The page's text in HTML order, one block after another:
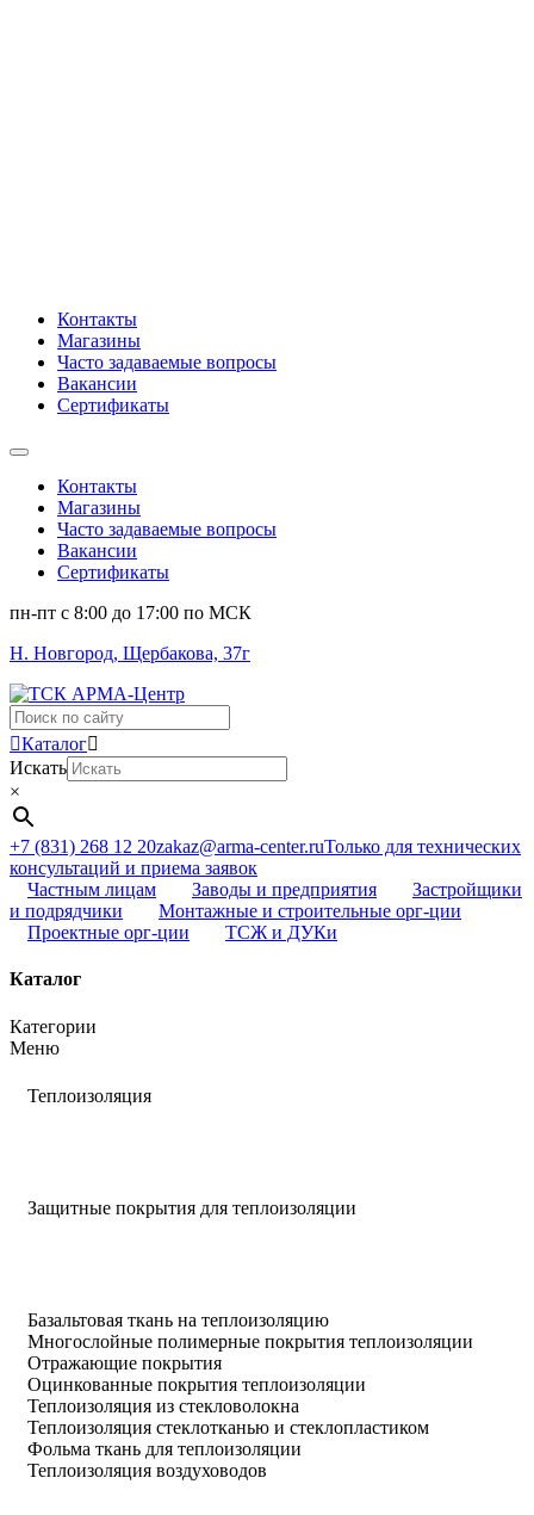
Контакты
Магазины
Часто задаваемые вопросы
Вакансии
Сертификаты
Контакты
Магазины
Часто задаваемые вопросы
Вакансии
Сертификаты
пн-пт c 8:00 до 17:00 по МСК
Н. Новгород, Щербакова, 37г
Поиск
...Каталог
Искать
×
+7 (831) 268 12 20zakaz@arma-center.ruТолько для технических
консультаций и приема заявок
Частным лицам
Заводы и предприятия
Застройщики
и подрядчики
Монтажные и строительные орг-ции
Проектные орг-ции
ТСЖ и ДУКи
Каталог
Категории
Меню
Теплоизоляция
Защитные покрытия для теплоизоляции
Базальтовая ткань на теплоизоляцию
Многослойные полимерные покрытия теплоизоляции
Отражающие покрытия
Оцинкованные покрытия теплоизоляции
Теплоизоляция из стекловолокна
Теплоизоляция стеклотканью и стеклопластиком
Фольма ткань для теплоизоляции
Теплоизоляция воздуховодов